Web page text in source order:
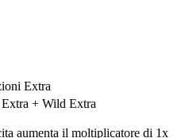
Extra
+ Wild Extra
aumenta il moltiplicatore di 1x